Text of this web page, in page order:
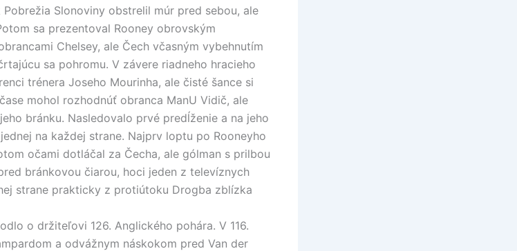
Slonoviny obstrelil múr pred sebou, ale
sa prezentoval Rooney obrovským
Chelsey, ale Čech včasným vybehnutím
sa pohromu. V závere riadneho hracieho
trénera Joseho Mourinha, ale čisté šance si
mohol rozhodnúť obranca ManU Vidič, ale
bránku. Nasledovalo prvé predĺženie a na jeho
na každej strane. Najprv loptu po Rooneyho
očami dotláčal za Čecha, ale gólman s prilbou
bránkovou čiarou, hoci jeden z televíznych
strane prakticky z protiútoku Drogba zblízka
o držiteľovi 126. Anglického pohára. V 116.
a odvážnym náskokom pred Van der